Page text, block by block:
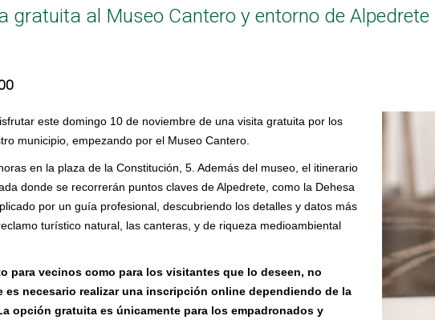
gratuita al Museo Cantero y entorno de Alpedrete
este domingo 10 de noviembre de una visita gratuita por los
municipio, empezando por el Museo Cantero.
en la plaza de la Constitución, 5. Además del museo, el itinerario
donde se recorrerán puntos claves de Alpedrete, como la Dehesa
por un guía profesional, descubriendo los detalles y datos más
turístico natural, las canteras, y de riqueza medioambiental
para vecinos como para los visitantes que lo deseen, no
es necesario realizar una inscripción online dependiendo de la
opción gratuita es únicamente para los empadronados y